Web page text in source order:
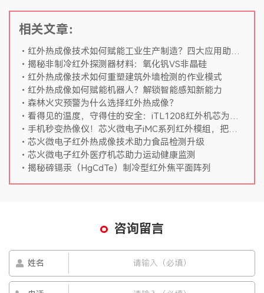
相关文章：
红外热成像技术如何赋能工业生产制造？四大应用助力智能制造
揭秘非制冷红外探测器材料：氧化钒VS非晶硅
红外热成像技术如何重塑建筑外墙检测的作业模式
红外热成像如何赋能机器人？解锁智能感知新能力
森林火灾预警为什么选择红外热成像？
看得见的温度，守得住的安全：iTL1208红外机芯为煤场筑起“热感防火墙”
手机秒变热像仪！芯火微电子iMC系列红外模组，把黑夜和隐患看得清清楚楚
芯火微电子红外热成像技术助力食品检测升级
芯火微电子红外医疗机芯助力运动健康监测
揭秘碲镉汞（HgCdTe）制冷型红外焦平面阵列
咨询留言
姓名